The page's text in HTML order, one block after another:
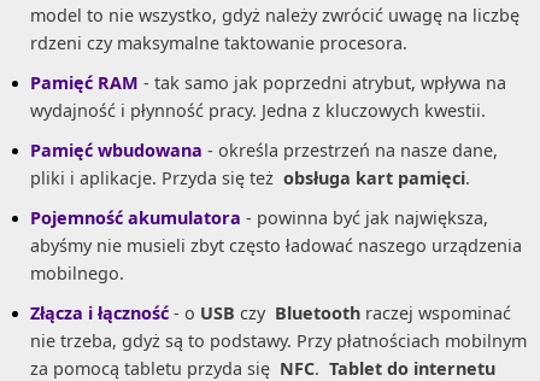
model to nie wszystko, gdyż należy zwrócić uwagę na liczbę
rdzeni czy maksymalne taktowanie procesora.
Pamięć RAM - tak samo jak poprzedni atrybut, wpływa na
wydajność i płynność pracy. Jedna z kluczowych kwestii.
Pamięć wbudowana - określa przestrzeń na nasze dane,
pliki i aplikacje. Przyda się też obsługa kart pamięci.
Pojemność akumulatora - powinna być jak największa,
abyśmy nie musieli zbyt często ładować naszego urządzenia
mobilnego.
Złącza i łączność - o USB czy Bluetooth raczej wspominać
nie trzeba, gdyż są to podstawy. Przy płatnościach mobilnym
za pomocą tabletu przyda się NFC. Tablet do internetu